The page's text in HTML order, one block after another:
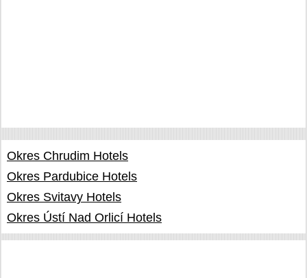
Okres Chrudim Hotels
Okres Pardubice Hotels
Okres Svitavy Hotels
Okres Ústí Nad Orlicí Hotels